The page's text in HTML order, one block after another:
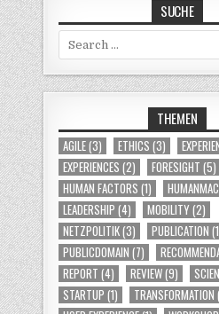
SUCHE
Search for:
THEMEN
AGILE(3) ETHICS (3)
EXPERIENCES (2) FORESIGHT (5)
HUMAN FACTORS (1)
LEADERSHIP (4) MOBILITY(2)
NETZPOLITIK(3) PUBLICATION
PUBLICDOMAIN (7)
REPORT (4) REVIEW(9)
STARTUP (1) TRANSFORMATION